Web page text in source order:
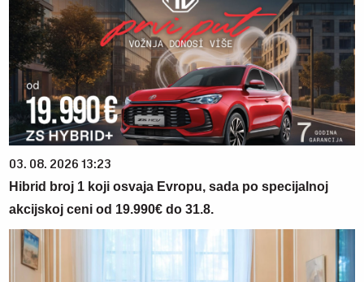
03. 08. 2026 13:23
Hibrid broj 1 koji osvaja Evropu, sada po specijalnoj
akcijskoj ceni od 19.990€ do 31.8.